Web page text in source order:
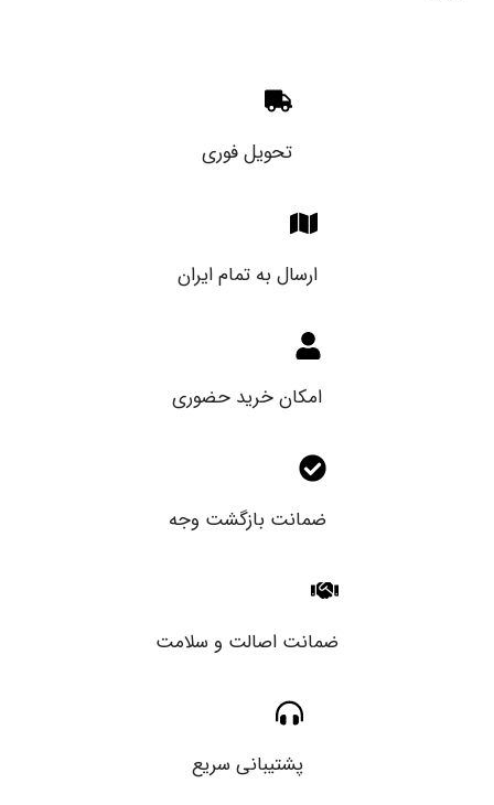
تحویل فوری
ارسال به تمام ایران
امکان خرید حضوری
ضمانت بازگشت وجه
ضمانت اصالت و سلامت
پشتیبانی سریع